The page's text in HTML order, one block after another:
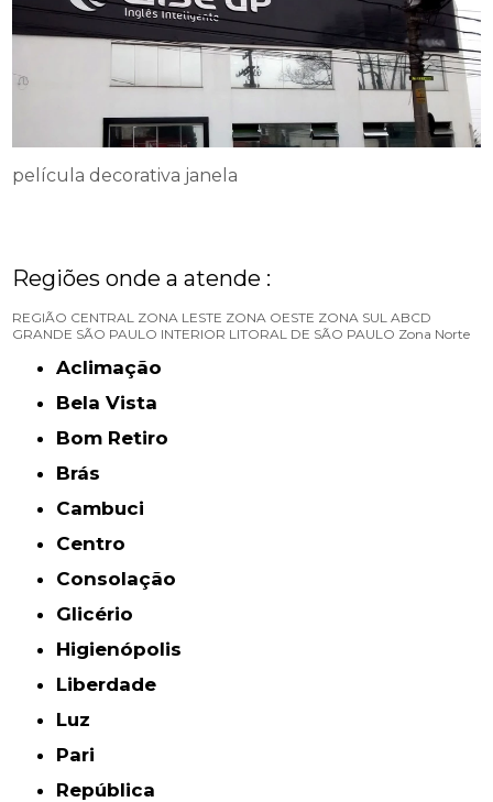
película decorativa janela
Regiões onde a atende :
REGIÃO CENTRAL ZONA LESTE ZONA OESTE ZONA SUL ABCD
GRANDE SÃO PAULO INTERIOR LITORAL DE SÃO PAULO Zona Norte
Aclimação
Bela Vista
Bom Retiro
Brás
Cambuci
Centro
Consolação
Glicério
Higienópolis
Liberdade
Luz
Pari
República